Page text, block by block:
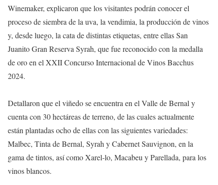
Winemaker, explicaron que los visitantes podrán conocer el
proceso de siembra de la uva, la vendimia, la producción de vinos
y, desde luego, la cata de distintas etiquetas, entre ellas San
Juanito Gran Reserva Syrah, que fue reconocido con la medalla
de oro en el XXII Concurso Internacional de Vinos Bacchus
2024.
Detallaron que el viñedo se encuentra en el Valle de Bernal y
cuenta con 30 hectáreas de terreno, de las cuales actualmente
están plantadas ocho de ellas con las siguientes variedades:
Malbec, Tinta de Bernal, Syrah y Cabernet Sauvignon, en la
gama de tintos, así como Xarel-lo, Macabeu y Parellada, para los
vinos blancos.